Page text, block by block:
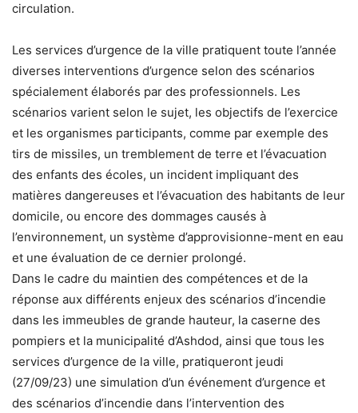
circulation.
Les services d’urgence de la ville pratiquent toute l’année
diverses interventions d’urgence selon des scénarios
spécialement élaborés par des professionnels. Les
scénarios varient selon le sujet, les objectifs de l’exercice
et les organismes participants, comme par exemple des
tirs de missiles, un tremblement de terre et l’évacuation
des enfants des écoles, un incident impliquant des
matières dangereuses et l’évacuation des habitants de leur
domicile, ou encore des dommages causés à
l’environnement, un système d’approvisionne-ment en eau
et une évaluation de ce dernier prolongé.
Dans le cadre du maintien des compétences et de la
réponse aux différents enjeux des scénarios d’incendie
dans les immeubles de grande hauteur, la caserne des
pompiers et la municipalité d’Ashdod, ainsi que tous les
services d’urgence de la ville, pratiqueront jeudi
(27/09/23) une simulation d’un événement d’urgence et
des scénarios d’incendie dans l’intervention des